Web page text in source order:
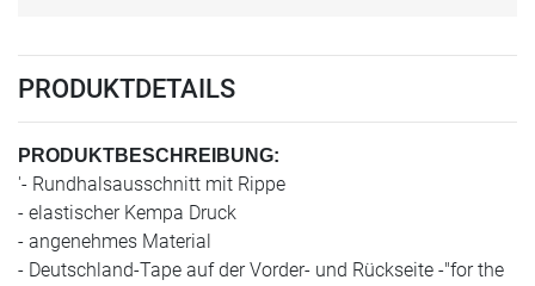
PRODUKTDETAILS
PRODUKTBESCHREIBUNG:
'- Rundhalsausschnitt mit Rippe
- elastischer Kempa Druck
- angenehmes Material
- Deutschland-Tape auf der Vorder- und Rückseite -"for the